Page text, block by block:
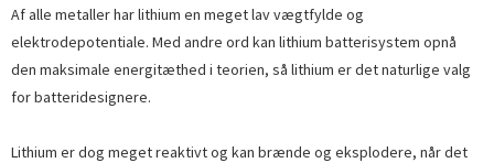
Af alle metaller har lithium en meget lav vægtfylde og
elektrodepotentiale. Med andre ord kan lithium batterisystem opnå
den maksimale energitæthed i teorien, så lithium er det naturlige valg
for batteridesignere.
Lithium er dog meget reaktivt og kan brænde og eksplodere, når det